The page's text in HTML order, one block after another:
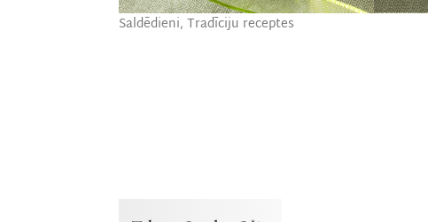
Saldēdieni,Tradīciju receptes